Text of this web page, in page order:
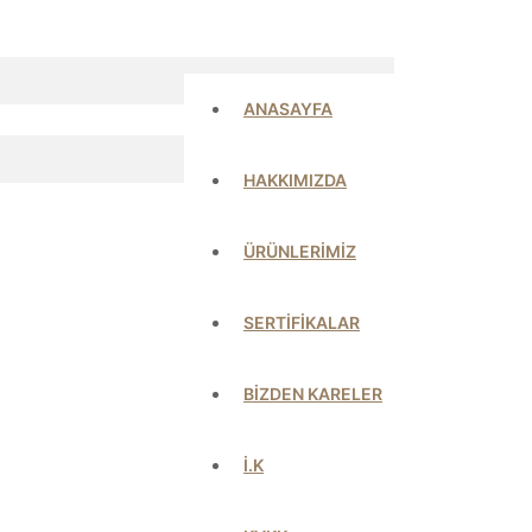
ANASAYFA
HAKKIMIZDA
ÜRÜNLERİMİZ
SERTİFİKALAR
BİZDEN KARELER
İ.K